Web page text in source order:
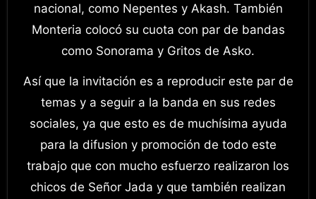
nacional, como Nepentes y Akash. También
Monteria colocó su cuota con par de bandas
como Sonorama y Gritos de Asko.
Así que la invitación es a reproducir este par de
temas y a seguir a la banda en sus redes
sociales, ya que esto es de muchísima ayuda
para la difusion y promoción de todo este
trabajo que con mucho esfuerzo realizaron los
chicos de Señor Jada y que también realizan